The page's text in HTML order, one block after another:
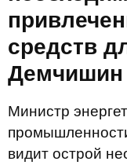
средств
Демчишин
Министр
видит острой